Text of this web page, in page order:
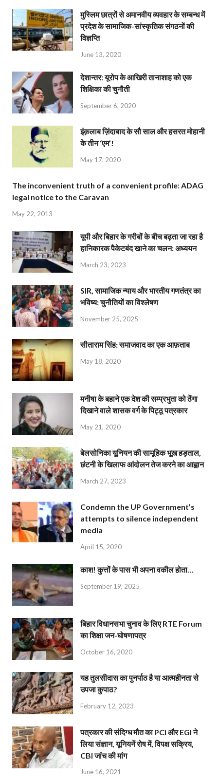
मुस्लिम छात्रों से अमानवीय व्यवहार के सम्बन्ध में
प्रदेश के सामाजिक-सांस्कृतिक संगठनों की
विज्ञप्ति
June 13, 2020
देशान्‍तर: यूरोप के आखिरी तानाशाह को एक
शिक्षिका की चुनौती
September 6, 2020
इंक़लाब ज़िंदाबाद के सौ साल और हसरत मोहानी
के तीन ‘एम’!
May 17, 2020
The inconvenient truth of a convenient profile: ADAG
legal notice to the Caravan
May 22, 2013
यूपी और बिहार के गरीबों के बीच बढ़ता जा रहा है
हानिकारक पैकेटबंद खाने का चलन: अध्ययन
March 23, 2023
SIR, सामाजिक न्याय और भारतीय गणतंत्र का
भविष्य: चुनौतियों का विश्लेषण
November 25, 2025
सीताराम सिंह: समाजवाद का एक आफ़ताब
May 18, 2020
मनीषा के बहाने एक देश की सम्प्रभुता को ठेंगा
दिखाने वाले शासक वर्ग के पिट्ठू पत्रकार
May 21, 2020
बेलसोनिका यूनियन की सामूहिक भूख हड़ताल,
छंटनी के खिलाफ आंदोलन तेज करने का आह्वान
March 27, 2023
Condemn the UP Government’s
attempts to silence independent
media
April 15, 2020
काश! कुत्तों के पास भी अपना वकील होता…
September 19, 2025
बिहार विधानसभा चुनाव के लिए RTE Forum
का शिक्षा जन-घोषणापत्र
October 16, 2020
यह तुलसीदास का पुनर्पाठ है या आत्महीनता से
उपजा कुपाठ?
February 12, 2023
पत्रकार की संदिग्ध मौत का PCI और EGI ने
लिया संज्ञान, यूनियनें रोष में, विपक्ष सक्रिय,
CBI जांच की मांग
June 16, 2021